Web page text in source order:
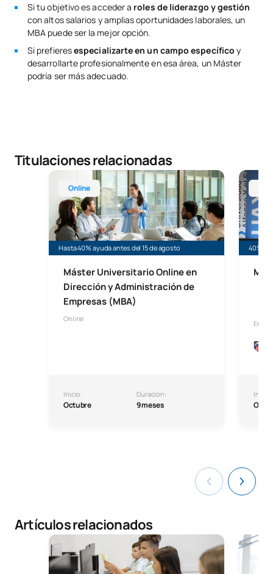
Si tu objetivo es acceder a roles de liderazgo y gestión
con altos salarios y amplias oportunidades laborales, un
MBA puede ser la mejor opción.
Si prefieresespecializarte en un campo específico y
desarrollarte profesionalmente en esa área, un Máster
podría ser más adecuado.
Titulaciones relacionadas
Online
Hasta 40% ayuda antes del 15 de agosto
Máster Universitario Online en
Dirección y Administración de
Empresas (MBA)
Online
Inicio:
Octubre
Duración:
9 meses
Máster Universitario Online en Administración y
40%
En
Inicio:
MBA
Artículos relacionados